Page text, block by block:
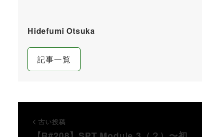
Hidefumi Otsuka
記事一覧
古い投稿